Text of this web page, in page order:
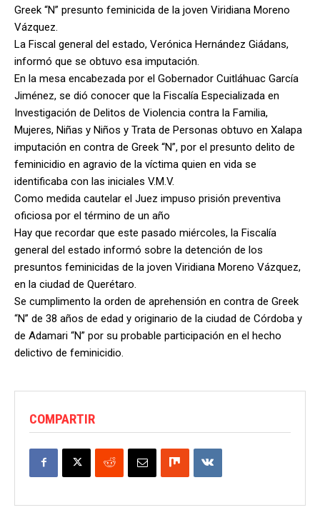
Greek “N” presunto feminicida de la joven Viridiana Moreno
Vázquez.
La Fiscal general del estado, Verónica Hernández Giádans,
informó que se obtuvo esa imputación.
En la mesa encabezada por el Gobernador Cuitláhuac García
Jiménez, se dió conocer que la Fiscalía Especializada en
Investigación de Delitos de Violencia contra la Familia,
Mujeres, Niñas y Niños y Trata de Personas obtuvo en Xalapa
imputación en contra de Greek “N”, por el presunto delito de
feminicidio en agravio de la víctima quien en vida se
identificaba con las iniciales V.M.V.
Como medida cautelar el Juez impuso prisión preventiva
oficiosa por el término de un año
Hay que recordar que este pasado miércoles, la Fiscalía
general del estado informó sobre la detención de los
presuntos feminicidas de la joven Viridiana Moreno Vázquez,
en la ciudad de Querétaro.
Se cumplimento la orden de aprehensión en contra de Greek
“N” de 38 años de edad y originario de la ciudad de Córdoba y
de Adamari “N” por su probable participación en el hecho
delictivo de feminicidio.
COMPARTIR